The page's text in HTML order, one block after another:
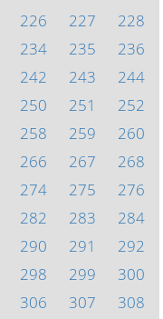
226 227
228
234 235
236
242 243
244
250 251
252
258 259
260
266 267
268
274 275
276
282 283
284
290 291
292
298 299
300
306 307
308